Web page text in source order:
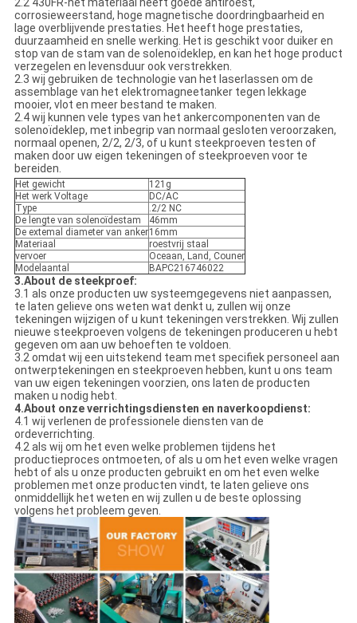
2.2 430FR-het materiaal heeft goede antiroest,
corrosieweerstand, hoge magnetische doordringbaarheid en
lage overblijvende prestaties. Het heeft hoge prestaties,
duurzaamheid en snelle werking. Het is geschikt voor duiker en
stop van de stam van de solenoïdeklep, en kan het hoge product
verzegelen en levensduur ook verstrekken.
2.3 wij gebruiken de technologie van het laserlassen om de
assemblage van het elektromagneetanker tegen lekkage
mooier, vlot en meer bestand te maken.
2.4 wij kunnen vele types van het ankercomponenten van de
solenoïdeklep, met inbegrip van normaal gesloten veroorzaken,
normaal openen, 2/2, 2/3, of u kunt steekproeven testen of
maken door uw eigen tekeningen of steekproeven voor te
bereiden.
Het gewicht
121g
Het werk Voltage
DC/AC
Type
.2/2 NC
De lengte van solenoïdestam
46mm
De extemal diameter van anker16mm
Materiaal
roestvrij staal
vervoer
Oceaan, Land, Couner
Modelaantal
BAPC216746022
3.About de steekproef:
3.1 als onze producten uw systeemgegevens niet aanpassen,
te laten gelieve ons weten wat denkt u, zullen wij onze
tekeningen wijzigen of u kunt tekeningen verstrekken. Wij zullen
nieuwe steekproeven volgens de tekeningen produceren u hebt
gegeven om aan uw behoeften te voldoen.
3.2 omdat wij een uitstekend team met specifiek personeel aan
ontwerptekeningen en steekproeven hebben, kunt u ons team
van uw eigen tekeningen voorzien, ons laten de producten
maken u nodig hebt.
4.About onze verrichtingsdiensten en naverkoopdienst:
4.1 wij verlenen de professionele diensten van de
ordeverrichting.
4.2 als wij om het even welke problemen tijdens het
productieproces ontmoeten, of als u om het even welke vragen
hebt of als u onze producten gebruikt en om het even welke
problemen met onze producten vindt, te laten gelieve ons
onmiddellijk het weten en wij zullen u de beste oplossing
volgens het probleem geven.